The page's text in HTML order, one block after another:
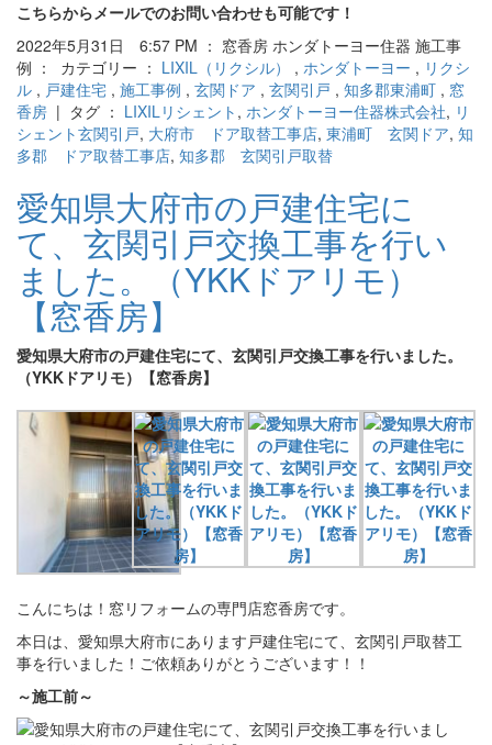
こちらからメールでのお問い合わせも可能です！
2022年5月31日 6:57 PM ： 窓香房 ホンダトーヨー住器 施工事
例 ： カテゴリー ： LIXIL（リクシル） , ホンダトーヨー , リクシ
ル , 戸建住宅 , 施工事例 , 玄関ドア , 玄関引戸 , 知多郡東浦町 , 窓
香房 | タグ ： LIXILリシェント , ホンダトーヨー住器株式会社, リ
シェント玄関引戸, 大府市 ドア取替工事店, 東浦町 玄関ドア, 知
多郡 ドア取替工事店, 知多郡 玄関引戸取替
愛知県大府市の戸建住宅に
て、玄関引戸交換工事を行い
ました。（YKKドアリモ）
【窓香房】
愛知県大府市の戸建住宅にて、玄関引戸交換工事を行いました。
（YKKドアリモ）【窓香房】
こんにちは！窓リフォームの専門店窓香房です。
本日は、愛知県大府市にあります戸建住宅にて、玄関引戸取替工
事を行いました！ご依頼ありがとうございます！！
～施工前～